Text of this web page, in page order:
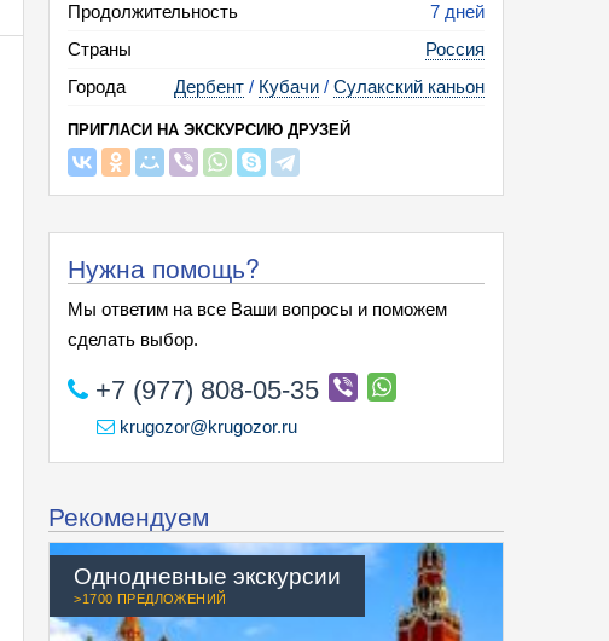
Продолжительность
7 дней
Страны
Россия
Города
Дербент / Кубачи / Сулакский каньон
ПРИГЛАСИ НА ЭКСКУРСИЮ ДРУЗЕЙ
Нужна помощь?
Мы ответим на все Ваши вопросы и поможем
сделать выбор.
+7 (977) 808-05-35
krugozor@krugozor.ru
Рекомендуем
Однодневные экскурсии
>1700 ПРЕДЛОЖЕНИЙ